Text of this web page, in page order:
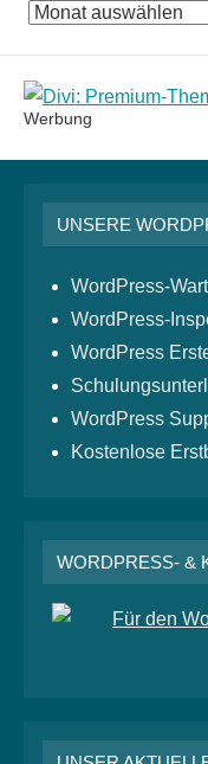
Das
Werbung
UNSERE
WordPress-
WordPress-
WordPress
WordPress
Kostenlose
WORDPRESS- &